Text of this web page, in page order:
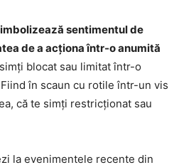
sentimentul de
de a acționa într-o anumită
blocat sau limitat într-o
în scaun cu rotile într-un vis
că te simți restricționat sau
la evenimentele recente din